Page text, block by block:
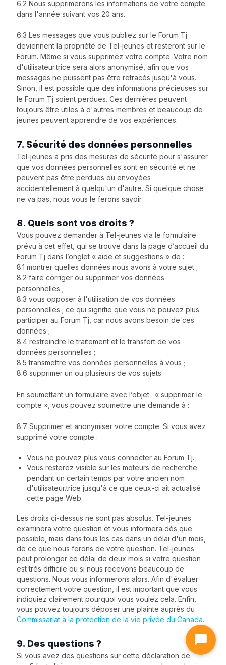
6.2 Nous supprimerons les informations de votre compte
dans l'année suivant vos 20 ans.
6.3 Les messages que vous publiez sur le Forum Tj
deviennent la propriété de Tel-jeunes et resteront sur le
Forum. Même si vous supprimez votre compte. Votre nom
d'utilisateur.trice sera alors anonymisé, afin que vos
messages ne puissent pas être retracés jusqu'à vous.
Sinon, il est possible que des informations précieuses sur
le Forum Tj soient perdues. Ces dernières peuvent
toujours être utiles à d'autres membres et beaucoup de
jeunes peuvent apprendre de vos expériences.
7. Sécurité des données personnelles
Tel-jeunes a pris des mesures de sécurité pour s'assurer
que vos données personnelles sont en sécurité et ne
peuvent pas être perdues ou envoyées
accidentellement à quelqu'un d'autre. Si quelque chose
ne va pas, nous vous le ferons savoir.
8. Quels sont vos droits ?
Vous pouvez demander à Tel-jeunes via le formulaire
prévu à cet effet, qui se trouve dans la page d’accueil du
Forum Tj dans l’onglet « aide et suggestions » de :
8.1 montrer quelles données nous avons à votre sujet ;
8.2 faire corriger ou supprimer vos données
personnelles ;
8.3 vous opposer à l'utilisation de vos données
personnelles ; ce qui signifie que vous ne pouvez plus
participer au Forum Tj, car nous avons besoin de ces
données ;
8.4 restreindre le traitement et le transfert de vos
données personnelles ;
8.5 transmettre vos données personnelles à vous ;
8.6 supprimer un ou plusieurs de vos sujets.
En soumettant un formulaire avec l’objet : « supprimer le
compte », vous pouvez soumettre une demande à :
8.7 Supprimer et anonymiser votre compte. Si vous avez
supprimé votre compte :
Vous ne pouvez plus vous connecter au Forum Tj.
Vous resterez visible sur les moteurs de recherche
pendant un certain temps par votre ancien nom
d'utilisateur.trice jusqu'à ce que ceux-ci ait actualisé
cette page Web.
Les droits ci-dessus ne sont pas absolus. Tel-jeunes
examinera votre question et vous informera dès que
possible, mais dans tous les cas dans un délai d'un mois,
de ce que nous ferons de votre question. Tel-jeunes
peut prolonger ce délai de deux mois si votre question
est très difficile ou si nous recevons beaucoup de
questions. Nous vous informerons alors. Afin d'évaluer
correctement votre question, il est important que vous
indiquiez clairement pourquoi vous voulez cela. Enfin,
vous pouvez toujours déposer une plainte auprès du
Commissariat à la protection de la vie privée du Canada.
9. Des questions ?
Si vous avez des questions sur cette déclaration de